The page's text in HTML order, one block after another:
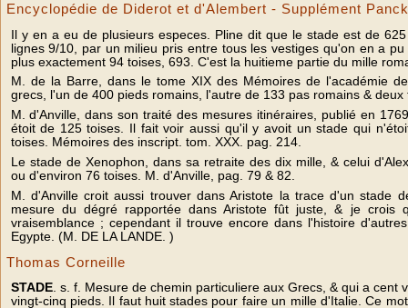
Encyclopédie de Diderot et d'Alembert - Supplément
Il y en a eu de plusieurs especes. Pline dit que le stade est de
lignes 9/10, par un milieu pris entre tous les vestiges qu'on en a
plus exactement 94 toises, 693. C'est la huitieme partie du mille
M. de la Barre, dans le tome XIX des Mémoires de l'académie
grecs, l'un de 400 pieds romains, l'autre de 133 pas romains & deux
M. d'Anville, dans son traité des mesures itinéraires, publié en
étoit de 125 toises. Il fait voir aussi qu'il y avoit un stade qui
toises. Mémoires des inscript. tom. XXX. pag. 214.
Le stade de Xenophon, dans sa retraite des dix mille, & celui
ou d'environ 76 toises. M. d'Anville, pag. 79 & 82.
M. d'Anville croit aussi trouver dans Aristote la trace d'un stade
mesure du dégré rapportée dans Aristote fût juste, & je crois
vraisemblance ; cependant il trouve encore dans l'histoire
Egypte. (M. DE LA LANDE. )
Thomas Corneille
STADE. s. f. Mesure de chemin particuliere aux Grecs, & qui a cent
vingt-cinq pieds. Il faut huit stades pour faire un mille d'Italie. Ce